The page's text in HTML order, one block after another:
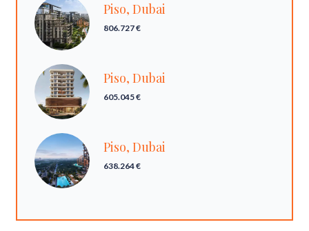
Piso, Dubai
806.727 €
Piso, Dubai
605.045 €
Piso, Dubai
638.264 €